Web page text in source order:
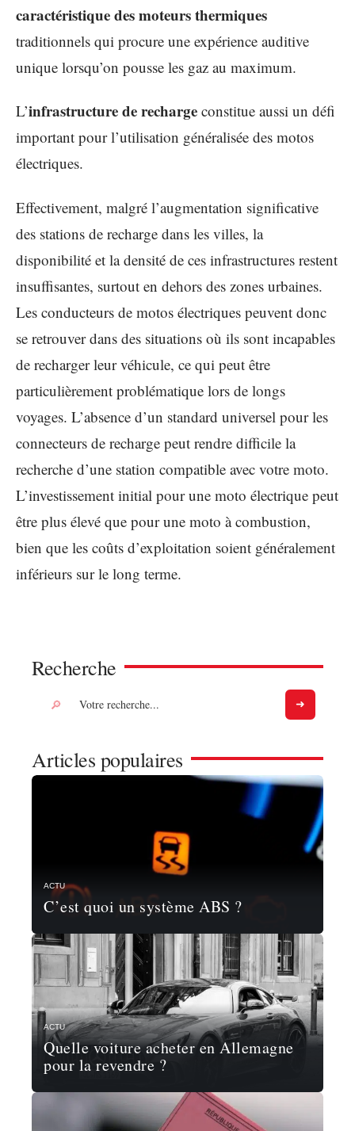
caractéristique des moteurs thermiques
traditionnels qui procure une expérience auditive
unique lorsqu’on pousse les gaz au maximum.
L’infrastructure de recharge constitue aussi un défi
important pour l’utilisation généralisée des motos
électriques.
Effectivement, malgré l’augmentation significative
des stations de recharge dans les villes, la
disponibilité et la densité de ces infrastructures restent
insuffisantes, surtout en dehors des zones urbaines.
Les conducteurs de motos électriques peuvent donc
se retrouver dans des situations où ils sont incapables
de recharger leur véhicule, ce qui peut être
particulièrement problématique lors de longs
voyages. L’absence d’un standard universel pour les
connecteurs de recharge peut rendre difficile la
recherche d’une station compatible avec votre moto.
L’investissement initial pour une moto électrique peut
être plus élevé que pour une moto à combustion,
bien que les coûts d’exploitation soient généralement
inférieurs sur le long terme.
Recherche
Articles populaires
ACTU
C’est quoi un système ABS ?
ACTU
Quelle voiture acheter en Allemagne
pour la revendre ?